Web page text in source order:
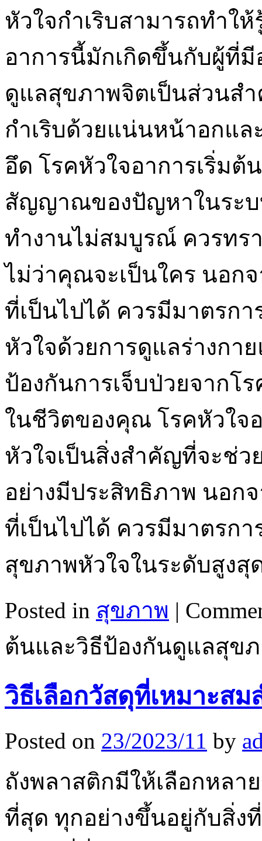
หัวใจกำเริบสามารถทำใ
อาการนี้มักเกิดขึ้นกับผู้ที่มี
ดูแลสุขภาพจิตเป็นส่วนส
กำเริบด้วยแน่นหน้าอกแล
อึด โรคหัวใจอาการเริ่มต้
สัญญาณของปัญหาในระบ
ทำงานไม่สมบูรณ์ ควรทร
ไม่ว่าคุณจะเป็นใคร นอก
ที่เป็นไปได้ ควรมีมาตรก
หัวใจด้วยการดูแลร่างกา
ป้องกันการเจ็บป่วยจากโ
ในชีวิตของคุณ โรคหัวใจ
หัวใจเป็นสิ่งสำคัญที่จะช่ว
อย่างมีประสิทธิภาพ นอก
ที่เป็นไปได้ ควรมีมาตรก
สุขภาพหัวใจในระดับสูง
Posted in สุขภาพ |
ต้นและวิธีป้องกันดูแลสุข
วิธีเลือกวัสดุที่เหมาะส
Posted on 23/2023/11 by
ถังพลาสติกมีให้เลือกหล
ที่สุด ทุกอย่างขึ้นอยู่กับสิ่ง